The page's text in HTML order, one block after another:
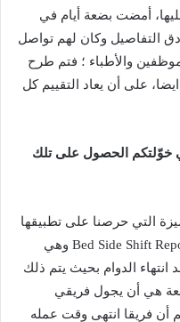
أمضت بضعة أيام في
أدق التفاصيل وكان لهم تواصل
والأطباء ؛ فتم طرح
ايضا، على أن يعاد التقييم كل
خوّلتكم الحصول على تلك
التي حرصنا على تطبيقها
وهي
انتهاء الدوام بحيث يتم ذلك
هي أن يجول فريقي
أن فريقا انتهى وقت عمله